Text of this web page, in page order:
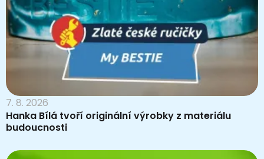
7. 8. 2026
Hanka Bílá tvoří originální výrobky z materiálu
budoucnosti